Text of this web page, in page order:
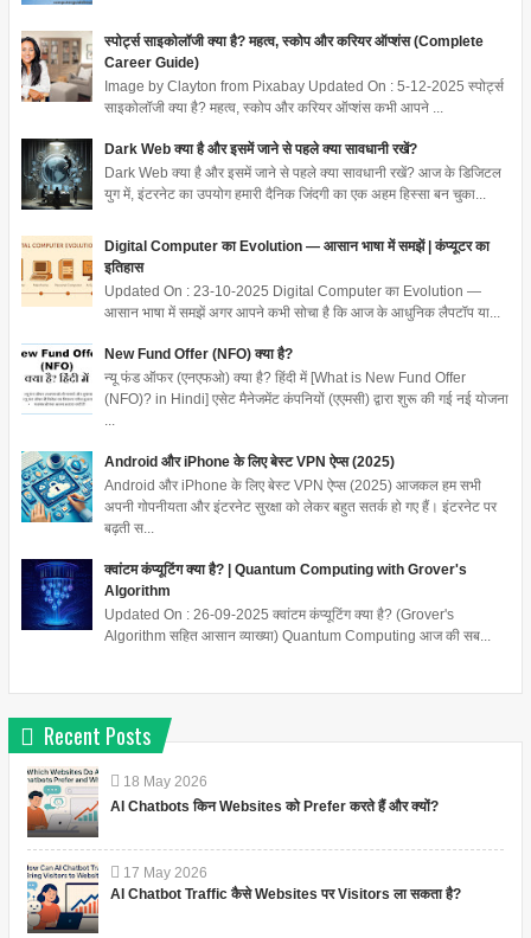
स्पोर्ट्स साइकोलॉजी क्या है? महत्व, स्कोप और करियर ऑप्शंस (Complete
Career Guide)
Image by Clayton from Pixabay Updated On : 5-12-2025 स्पोर्ट्स
साइकोलॉजी क्या है? महत्व, स्कोप और करियर ऑप्शंस कभी आपने ...
Dark Web क्या है और इसमें जाने से पहले क्या सावधानी रखें?
Dark Web क्या है और इसमें जाने से पहले क्या सावधानी रखें? आज के डिजिटल
युग में, इंटरनेट का उपयोग हमारी दैनिक जिंदगी का एक अहम हिस्सा बन चुका...
Digital Computer का Evolution — आसान भाषा में समझें | कंप्यूटर का
इतिहास
Updated On : 23-10-2025 Digital Computer का Evolution —
आसान भाषा में समझें अगर आपने कभी सोचा है कि आज के आधुनिक लैपटॉप या...
New Fund Offer (NFO) क्या है?
न्यू फंड ऑफर (एनएफओ) क्या है? हिंदी में [What is New Fund Offer
(NFO)? in Hindi] एसेट मैनेजमेंट कंपनियों (एएमसी) द्वारा शुरू की गई नई योजना
...
Android और iPhone के लिए बेस्ट VPN ऐप्स (2025)
Android और iPhone के लिए बेस्ट VPN ऐप्स (2025) आजकल हम सभी
अपनी गोपनीयता और इंटरनेट सुरक्षा को लेकर बहुत सतर्क हो गए हैं। इंटरनेट पर
बढ़ती स...
क्वांटम कंप्यूटिंग क्या है? | Quantum Computing with Grover's
Algorithm
Updated On : 26-09-2025 क्वांटम कंप्यूटिंग क्या है? (Grover's
Algorithm सहित आसान व्याख्या) Quantum Computing आज की सब...
Recent Posts
18 May 2026
AI Chatbots किन Websites को Prefer करते हैं और क्यों?
17 May 2026
AI Chatbot Traffic कैसे Websites पर Visitors ला सकता है?